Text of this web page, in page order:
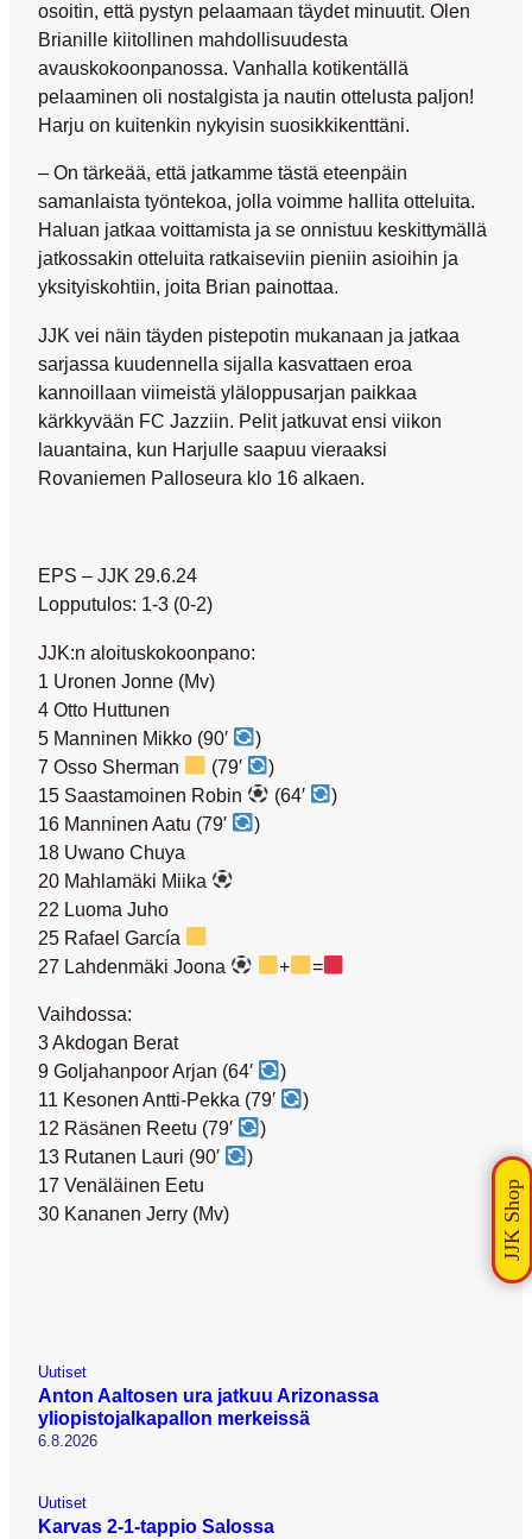
osoitin, että pystyn pelaamaan täydet minuutit. Olen
Brianille kiitollinen mahdollisuudesta
avauskokoonpanossa. Vanhalla kotikentällä
pelaaminen oli nostalgista ja nautin ottelusta paljon!
Harju on kuitenkin nykyisin suosikkikenttäni.
– On tärkeää, että jatkamme tästä eteenpäin
samanlaista työntekoa, jolla voimme hallita otteluita.
Haluan jatkaa voittamista ja se onnistuu keskittymällä
jatkossakin otteluita ratkaiseviin pieniin asioihin ja
yksityiskohtiin, joita Brian painottaa.
JJK vei näin täyden pistepotin mukanaan ja jatkaa
sarjassa kuudennella sijalla kasvattaen eroa
kannoillaan viimeistä yläloppusarjan paikkaa
kärkkyvään FC Jazziin. Pelit jatkuvat ensi viikon
lauantaina, kun Harjulle saapuu vieraaksi
Rovaniemen Palloseura klo 16 alkaen.
EPS – JJK 29.6.24
Lopputulos: 1-3 (0-2)
JJK:n aloituskokoonpano:
1 Uronen Jonne (Mv)
4 Otto Huttunen
5 Manninen Mikko (90′
)
7 Osso Sherman
(79′
)
15 Saastamoinen Robin
(64′
)
16 Manninen Aatu (79′
)
18 Uwano Chuya
20 Mahlamäki Miika
22 Luoma Juho
25 Rafael García
27 Lahdenmäki Joona
+ =
Vaihdossa:
3 Akdogan Berat
9 Goljahanpoor Arjan (64′
)
11 Kesonen Antti-Pekka (79′
)
12 Räsänen Reetu (79′
)
13 Rutanen Lauri (90′
)
17 Venäläinen Eetu
30 Kananen Jerry (Mv)
Uutiset
Anton Aaltosen ura jatkuu Arizonassa
yliopistojalkapallon merkeissä
6.8.2026
Uutiset
Karvas 2-1-tappio Salossa